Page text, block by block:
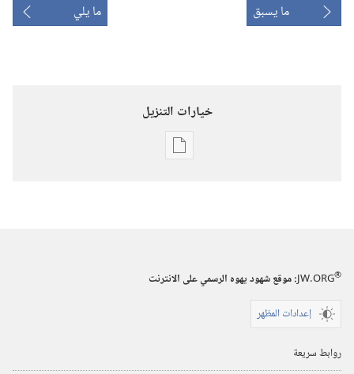
ما يسبق ما يلي
خيارات التنزيل
خيارات
الدراسية)‏
‎٢٠٠١
JW.ORG®
:‏ موقع شهود يهوه الرسمي على الانترنت
إعدادات المظهر
روابط سريعة